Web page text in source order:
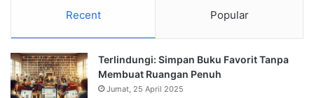
Recent Popular
Terlindungi: Simpan Buku Favorit Tanpa
Membuat Ruangan Penuh
Jumat, 25 April 2025